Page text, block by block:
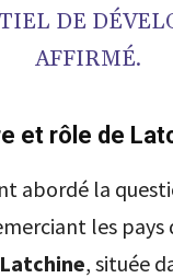
DE
AFFIRMÉ.
et rôle de
abordé la
les pays
Latchine, située